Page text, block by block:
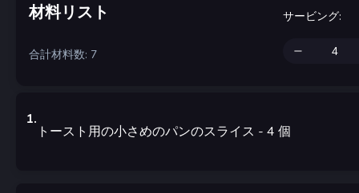
材料リスト
合計材料数: 7
サービング:
1.
トースト用の小さめのパンのスライス - 4 個